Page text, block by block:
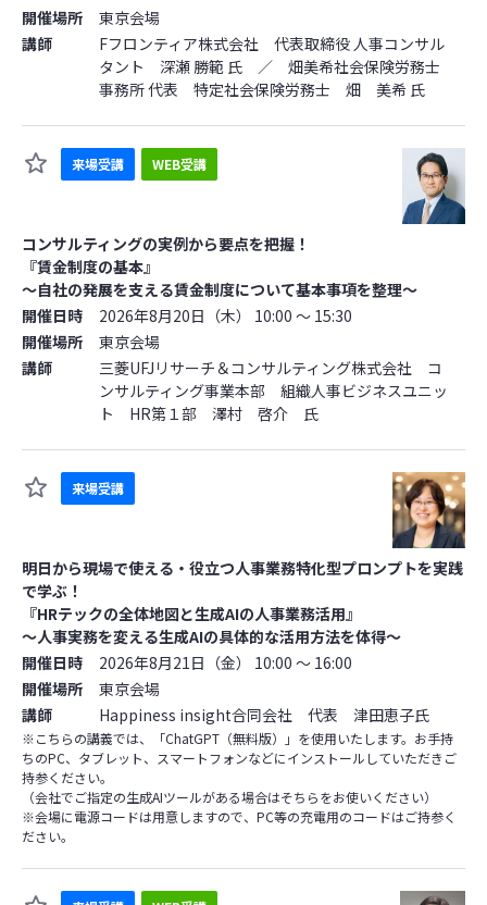
開催場所
東京会場
講師
Fフロンティア株式会社 代表取締役 人事コンサル
タント 深瀬 勝範 氏 ／ 畑美希社会保険労務士
事務所 代表 特定社会保険労務士 畑 美希 氏
来場受講 WEB受講
コンサルティングの実例から要点を把握！
『賃金制度の基本』
～自社の発展を支える賃金制度について基本事項を整理～
開催日時
2026年8月20日（木） 10:00 ～ 15:30
開催場所
東京会場
講師
三菱UFJリサーチ＆コンサルティング株式会社 コ
ンサルティング事業本部 組織人事ビジネスユニッ
ト HR第１部 澤村 啓介 氏
来場受講
明日から現場で使える・役立つ人事業務特化型プロンプトを実践
で学ぶ！
『HRテックの全体地図と生成AIの人事業務活用』
～人事実務を変える生成AIの具体的な活用方法を体得～
開催日時
2026年8月21日（金） 10:00 ～ 16:00
開催場所
東京会場
講師
Happiness insight合同会社 代表 津田恵子氏
※こちらの講義では、「ChatGPT（無料版）」を使用いたします。お手持
ちのPC、タブレット、スマートフォンなどにインストールしていただきご
持参ください。
（会社でご指定の生成AIツールがある場合はそちらをお使いください）
※会場に電源コードは用意しますので、PC等の充電用のコードはご持参く
ださい。